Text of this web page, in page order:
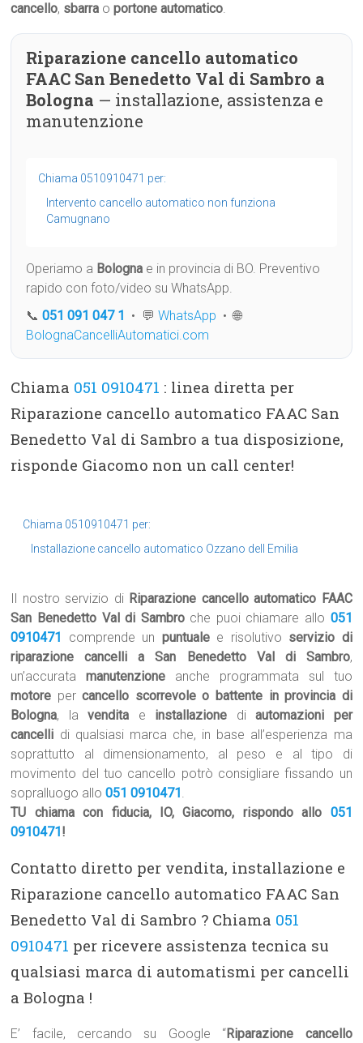
cancello, sbarra oportone automatico.
Riparazione cancello automatico
FAAC San Benedetto Val di Sambro a
Bologna — installazione, assistenza e
manutenzione
Chiama 0510910471 per:
Intervento cancello automatico non funziona
Camugnano
Operiamo a Bologna e in provincia di BO. Preventivo
rapido con foto/video su WhatsApp.
📞051 091 047 1 • 💬WhatsApp • 🌐
BolognaCancelliAutomatici.com
Chiama 051 0910471 : linea diretta per
Riparazione cancello automatico FAAC San
Benedetto Val di Sambro a tua disposizione,
risponde Giacomo non un call center!
Chiama 0510910471 per:
Installazione cancello automatico Ozzano dell Emilia
Il nostro servizio di Riparazione cancello automatico FAAC
San Benedetto Val di Sambroche puoi chiamare allo 051
0910471
comprende un puntualee risolutivo servizio di
riparazione cancelli a San Benedetto Val di Sambro,
un’accuratamanutenzione anche programmata sul tuo
motore percancello scorrevole o battente in provincia di
Bologna, lavendita e installazione diautomazioni per
cancelli di qualsiasi marca che, in base all’esperienza ma
soprattutto al dimensionamento, al peso e al tipo di
movimento del tuo cancello potrò consigliare fissando un
sopralluogo allo051 0910471 .
TU chiama con fiducia, IO, Giacomo, rispondo allo 051
0910471 !
Contatto diretto per vendita, installazione e
Riparazione cancello automatico FAAC San
Benedetto Val di Sambro ? Chiama 051
0910471 per ricevere assistenza tecnica su
qualsiasi marca di automatismi per cancelli
a Bologna !
E’ facile, cercando su Google “Riparazione cancello